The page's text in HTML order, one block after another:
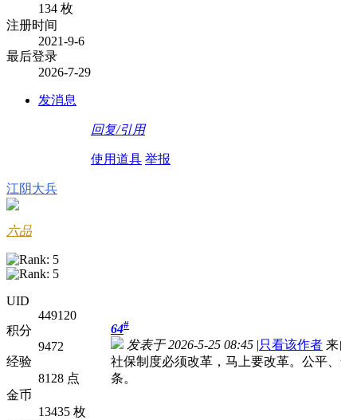
134 枚
注册时间
2021-9-6
最后登录
2026-7-29
发消息
回复/引用
使用道具 举报
江阴大兵
六品
UID
449120
积分
9472
经验
8128 点
金币
13435 枚
64#
发表于 2026-5-25 08:45 |只看该作者 来
社保制度必须改革，马上要改革。公平
条。